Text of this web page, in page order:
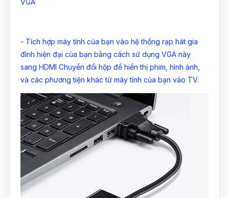
- Tích hợp máy tính của bạn vào hệ thống rạp hát gia
đình hiện đại của bạn bằng cách sử dụng VGA này
sang HDMI Chuyển đổi hộp để hiển thị phim, hình ảnh,
và các phương tiện khác từ máy tính của bạn vào TV.